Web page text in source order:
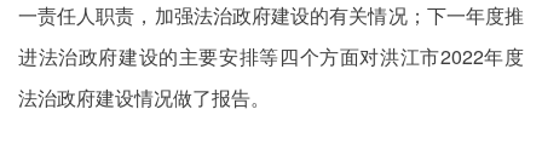
一责任人职责，加强法治政府建设的有关情况；下一年度推
进法治政府建设的主要安排等四个方面对洪江市2022年度
法治政府建设情况做了报告。